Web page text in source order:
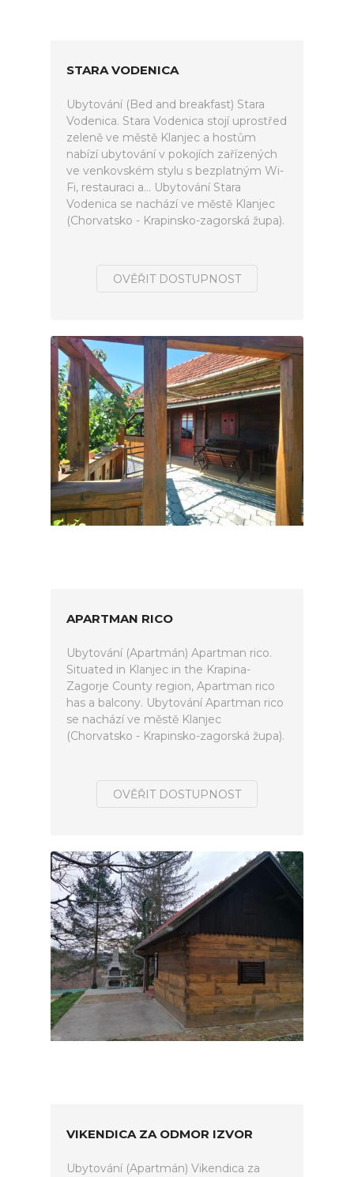
STARA VODENICA
Ubytování (Bed and breakfast) Stara
Vodenica. Stara Vodenica stojí uprostřed
zeleně ve městě Klanjec a hostům
nabízí ubytování v pokojích zařízených
ve venkovském stylu s bezplatným Wi-
Fi, restauraci a... Ubytování Stara
Vodenica se nachází ve městě Klanjec
(Chorvatsko - Krapinsko-zagorská župa).
OVĚŘIT DOSTUPNOST
APARTMAN RICO
Ubytování (Apartmán) Apartman rico.
Situated in Klanjec in the Krapina-
Zagorje County region, Apartman rico
has a balcony. Ubytování Apartman rico
se nachází ve městě Klanjec
(Chorvatsko - Krapinsko-zagorská župa).
OVĚŘIT DOSTUPNOST
VIKENDICA ZA ODMOR IZVOR
Ubytování (Apartmán) Vikendica za